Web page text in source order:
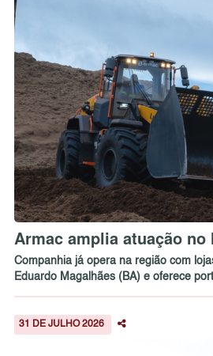
Armac amplia atuação no
Companhia já opera na região com
Eduardo Magalhães (BA) e oferece
31 DE JULHO 2026